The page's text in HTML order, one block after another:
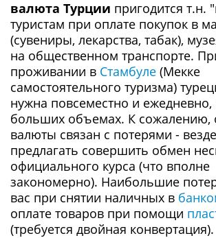
валюта Турции пригодится т.н.
туристам при оплате покупок в
(сувениры, лекарства, табак),
на общественном транспорте.
проживании в Стамбуле (Мекке
самостоятельного туризма)
нужна повсеместно и ежедневно,
больших объемах. К сожалению,
валюты связан с потерями -
предлагать совершить обмен
официального курса (что вполне
закономерно). Наибольшие
вас при снятии наличных в
оплате товаров при помощи
(требуется двойная конвертация).